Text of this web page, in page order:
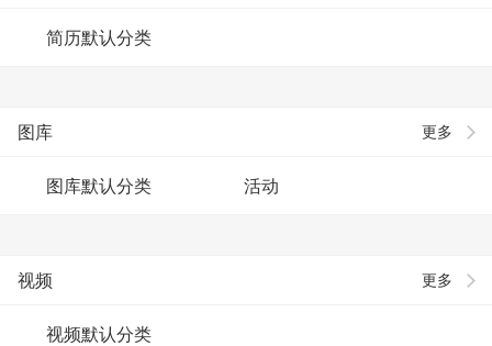
简历默认分类
更多
图库
图库默认分类 活动
更多
视频
视频默认分类